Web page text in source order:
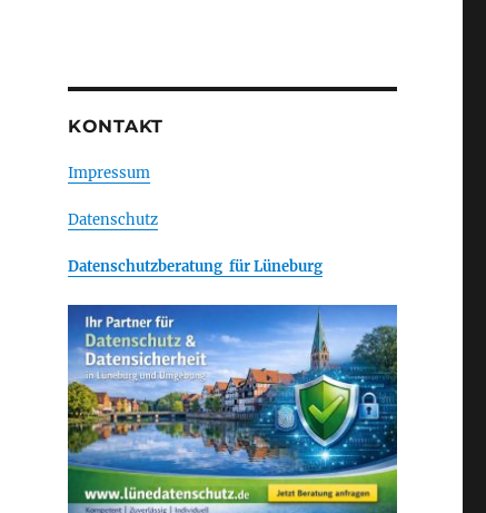
KONTAKT
Impressum
Datenschutz
Datenschutzberatung für Lüneburg